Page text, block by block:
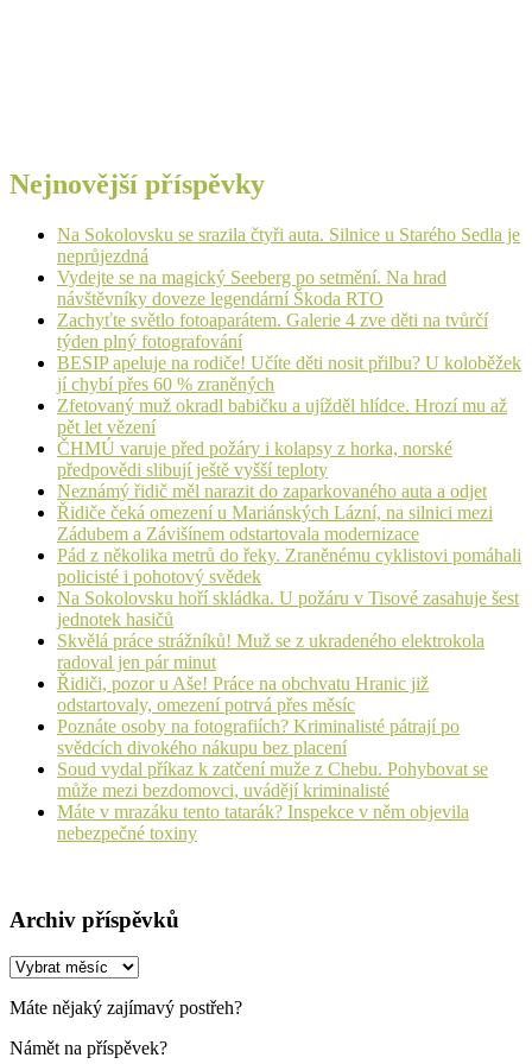
Nejnovější příspěvky
Na Sokolovsku se srazila čtyři auta. Silnice u Starého Sedla je
neprůjezdná
Vydejte se na magický Seeberg po setmění. Na hrad
návštěvníky doveze legendární Škoda RTO
Zachyťte světlo fotoaparátem. Galerie 4 zve děti na tvůrčí
týden plný fotografování
BESIP apeluje na rodiče! Učíte děti nosit přilbu? U koloběžek
jí chybí přes 60 % zraněných
Zfetovaný muž okradl babičku a ujížděl hlídce. Hrozí mu až
pět let vězení
ČHMÚ varuje před požáry i kolapsy z horka, norské
předpovědi slibují ještě vyšší teploty
Neznámý řidič měl narazit do zaparkovaného auta a odjet
Řidiče čeká omezení u Mariánských Lázní, na silnici mezi
Zádubem a Závišínem odstartovala modernizace
Pád z několika metrů do řeky. Zraněnému cyklistovi pomáhali
policisté i pohotový svědek
Na Sokolovsku hoří skládka. U požáru v Tisové zasahuje šest
jednotek hasičů
Skvělá práce strážníků! Muž se z ukradeného elektrokola
radoval jen pár minut
Řidiči, pozor u Aše! Práce na obchvatu Hranic již
odstartovaly, omezení potrvá přes měsíc
Poznáte osoby na fotografiích? Kriminalisté pátrají po
svědcích divokého nákupu bez placení
Soud vydal příkaz k zatčení muže z Chebu. Pohybovat se
může mezi bezdomovci, uvádějí kriminalisté
Máte v mrazáku tento tatarák? Inspekce v něm objevila
nebezpečné toxiny
Archiv příspěvků
Archiv
Máte nějaký zajímavý postřeh?
Námět na příspěvek?